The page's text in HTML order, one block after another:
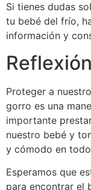
Si tienes dudas
tu bebé del frío,
información y
Reflexión
Proteger a
gorro es una
importante
nuestro bebé y
y cómodo en
Esperamos que
para encontrar el